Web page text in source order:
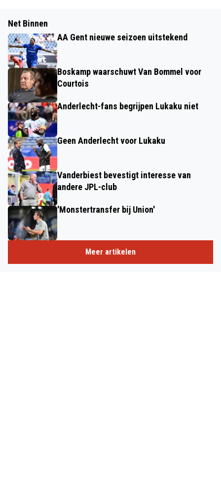
Net Binnen
AA Gent nieuwe seizoen uitstekend
Boskamp waarschuwt Van Bommel voor
Courtois
Anderlecht-fans begrijpen Lukaku niet
Geen Anderlecht voor Lukaku
Vanderbiest bevestigt interesse van
andere JPL-club
'Monstertransfer bij Union'
Meer artikelen